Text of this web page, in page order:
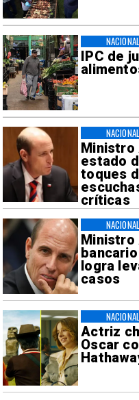
IPC de
NACIONAL
Ministro
estado
toques
críticas
NACIONAL
logra
casos
NACIONAL
Actriz
Oscar
NACIONAL